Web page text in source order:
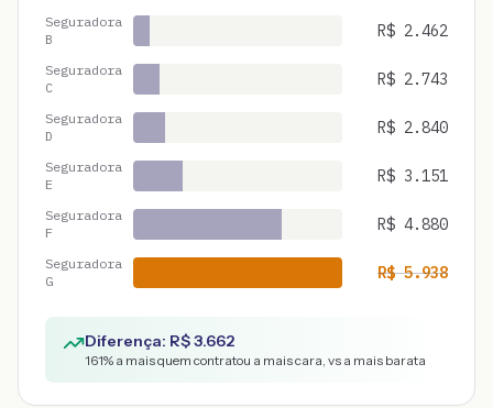
Seguradora
B
R$ 2.462
Seguradora
C
R$ 2.743
Seguradora
D
R$ 2.840
Seguradora
E
R$ 3.151
Seguradora
F
R$ 4.880
Seguradora
G
R$5.938
Diferença: R$3.662
161% a mais quem contratou a mais cara, vs a mais barata